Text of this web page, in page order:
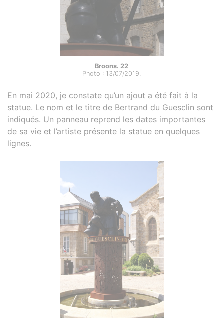
Broons. 22
Photo : 13/07/2019.
En mai 2020, je constate qu’un ajout a été fait à la
statue. Le nom et le titre de Bertrand du Guesclin sont
indiqués. Un panneau reprend les dates importantes
de sa vie et l’artiste présente la statue en quelques
lignes.